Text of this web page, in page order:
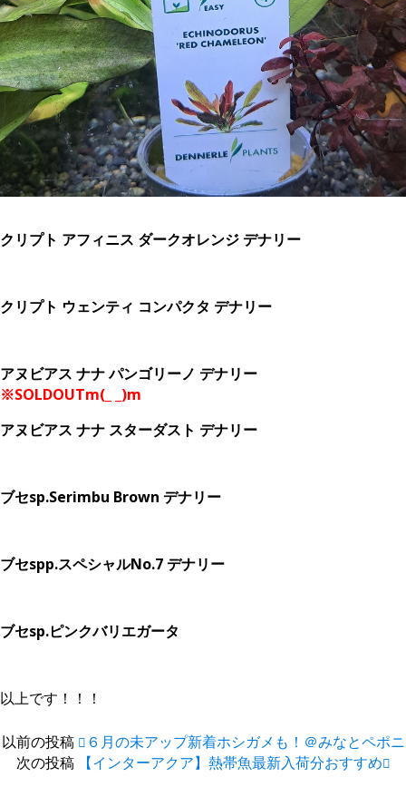
クリプト アフィニス ダークオレンジ デナリー
クリプト ウェンティ コンパクタ デナリー
アヌビアス ナナ パンゴリーノ デナリー
※SOLDOUTm(_ _)m
アヌビアス ナナ スターダスト デナリー
ブセsp.Serimbu Brown デナリー
ブセspp.スペシャルNo.7 デナリー
ブセsp.ピンクバリエガータ
以上です！！！
以前の投稿
６月の未アップ新着ホシガメも！＠みなとペポニ
次の投稿
【インターアクア】熱帯魚最新入荷分おすすめ